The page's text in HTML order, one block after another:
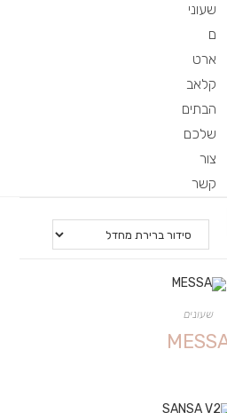
שעוני
ם
ארט
קלאב
הבתים
שלכם
צור
קשר
שעונים